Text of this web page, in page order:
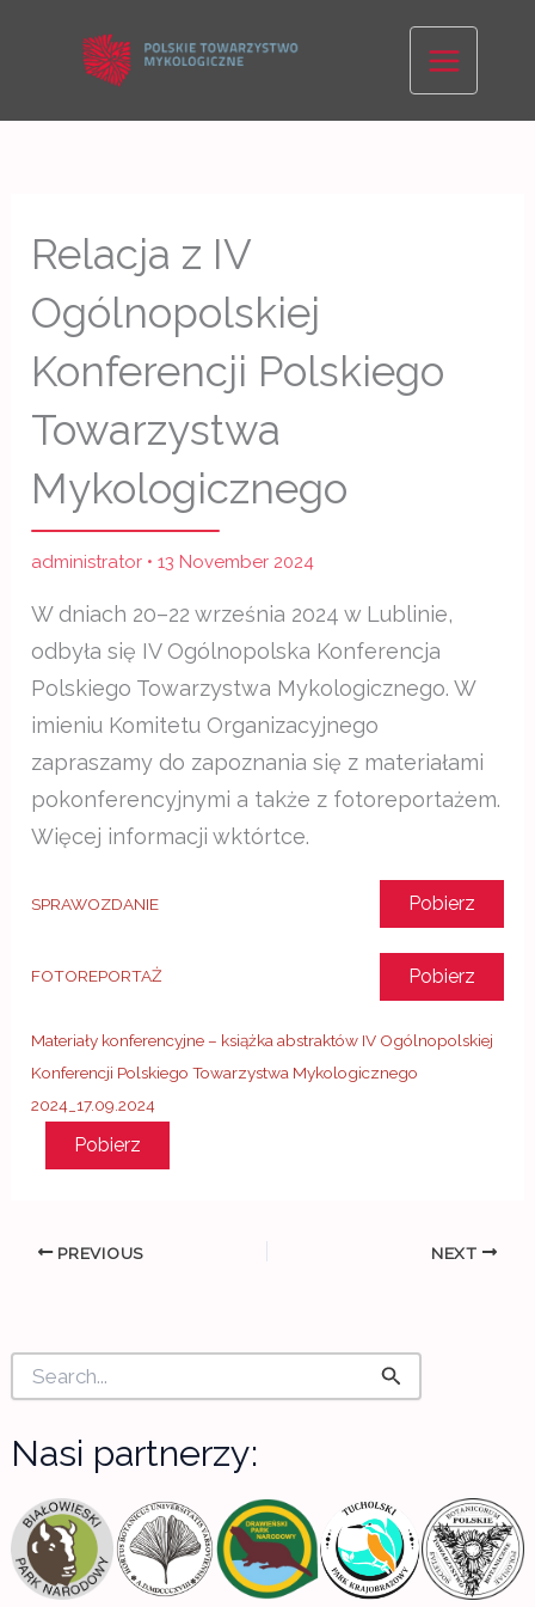
Relacja z IV
Ogólnopolskiej
Konferencji Polskiego
Towarzystwa
Mykologicznego
administrator •13 November 2024
W dniach 20–22 września 2024 w Lublinie,
odbyła się IV Ogólnopolska Konferencja
Polskiego Towarzystwa Mykologicznego. W
imieniu Komitetu Organizacyjnego
zapraszamy do zapoznania się z materiałami
pokonferencyjnymi a także z fotoreportażem.
Więcej informacji wktórtce.
SPRAWOZDANIE Pobierz
FOTOREPORTAŻ Pobierz
Materiały konferencyjne – książka abstraktów IV Ogólnopolskiej
Konferencji Polskiego Towarzystwa Mykologicznego
2024_17.09.2024
Pobierz
PREVIOUS NEXT
o
r
Nasi partnerzy: